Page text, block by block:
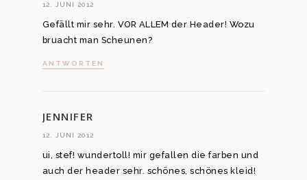
12. JUNI 2012
Gefällt mir sehr. VOR ALLEM der Header! Wozu
bruacht man Scheunen?
ANTWORTEN
JENNIFER
12. JUNI 2012
ui, stef! wundertoll! mir gefallen die farben und
auch der header sehr. schönes, schönes kleid!